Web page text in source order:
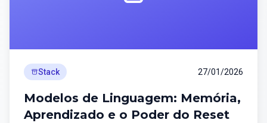
Stack 27/01/2026
Modelos de Linguagem: Memória,
Aprendizado e o Poder do Reset